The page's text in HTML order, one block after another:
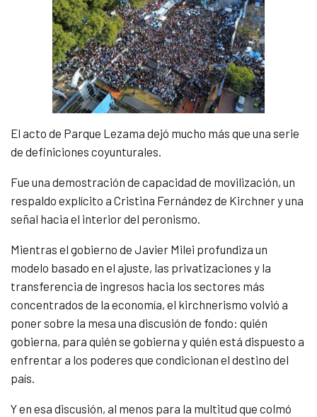
El acto de Parque Lezama dejó mucho más que una serie
de definiciones coyunturales.
Fue una demostración de capacidad de movilización, un
respaldo explícito a Cristina Fernández de Kirchner y una
señal hacia el interior del peronismo.
Mientras el gobierno de Javier Milei profundiza un
modelo basado en el ajuste, las privatizaciones y la
transferencia de ingresos hacia los sectores más
concentrados de la economía, el kirchnerismo volvió a
poner sobre la mesa una discusión de fondo: quién
gobierna, para quién se gobierna y quién está dispuesto a
enfrentar a los poderes que condicionan el destino del
país.
Y en esa discusión, al menos para la multitud que colmó